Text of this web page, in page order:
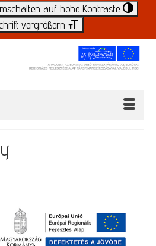
auf hohe Kontraste
vergrößern